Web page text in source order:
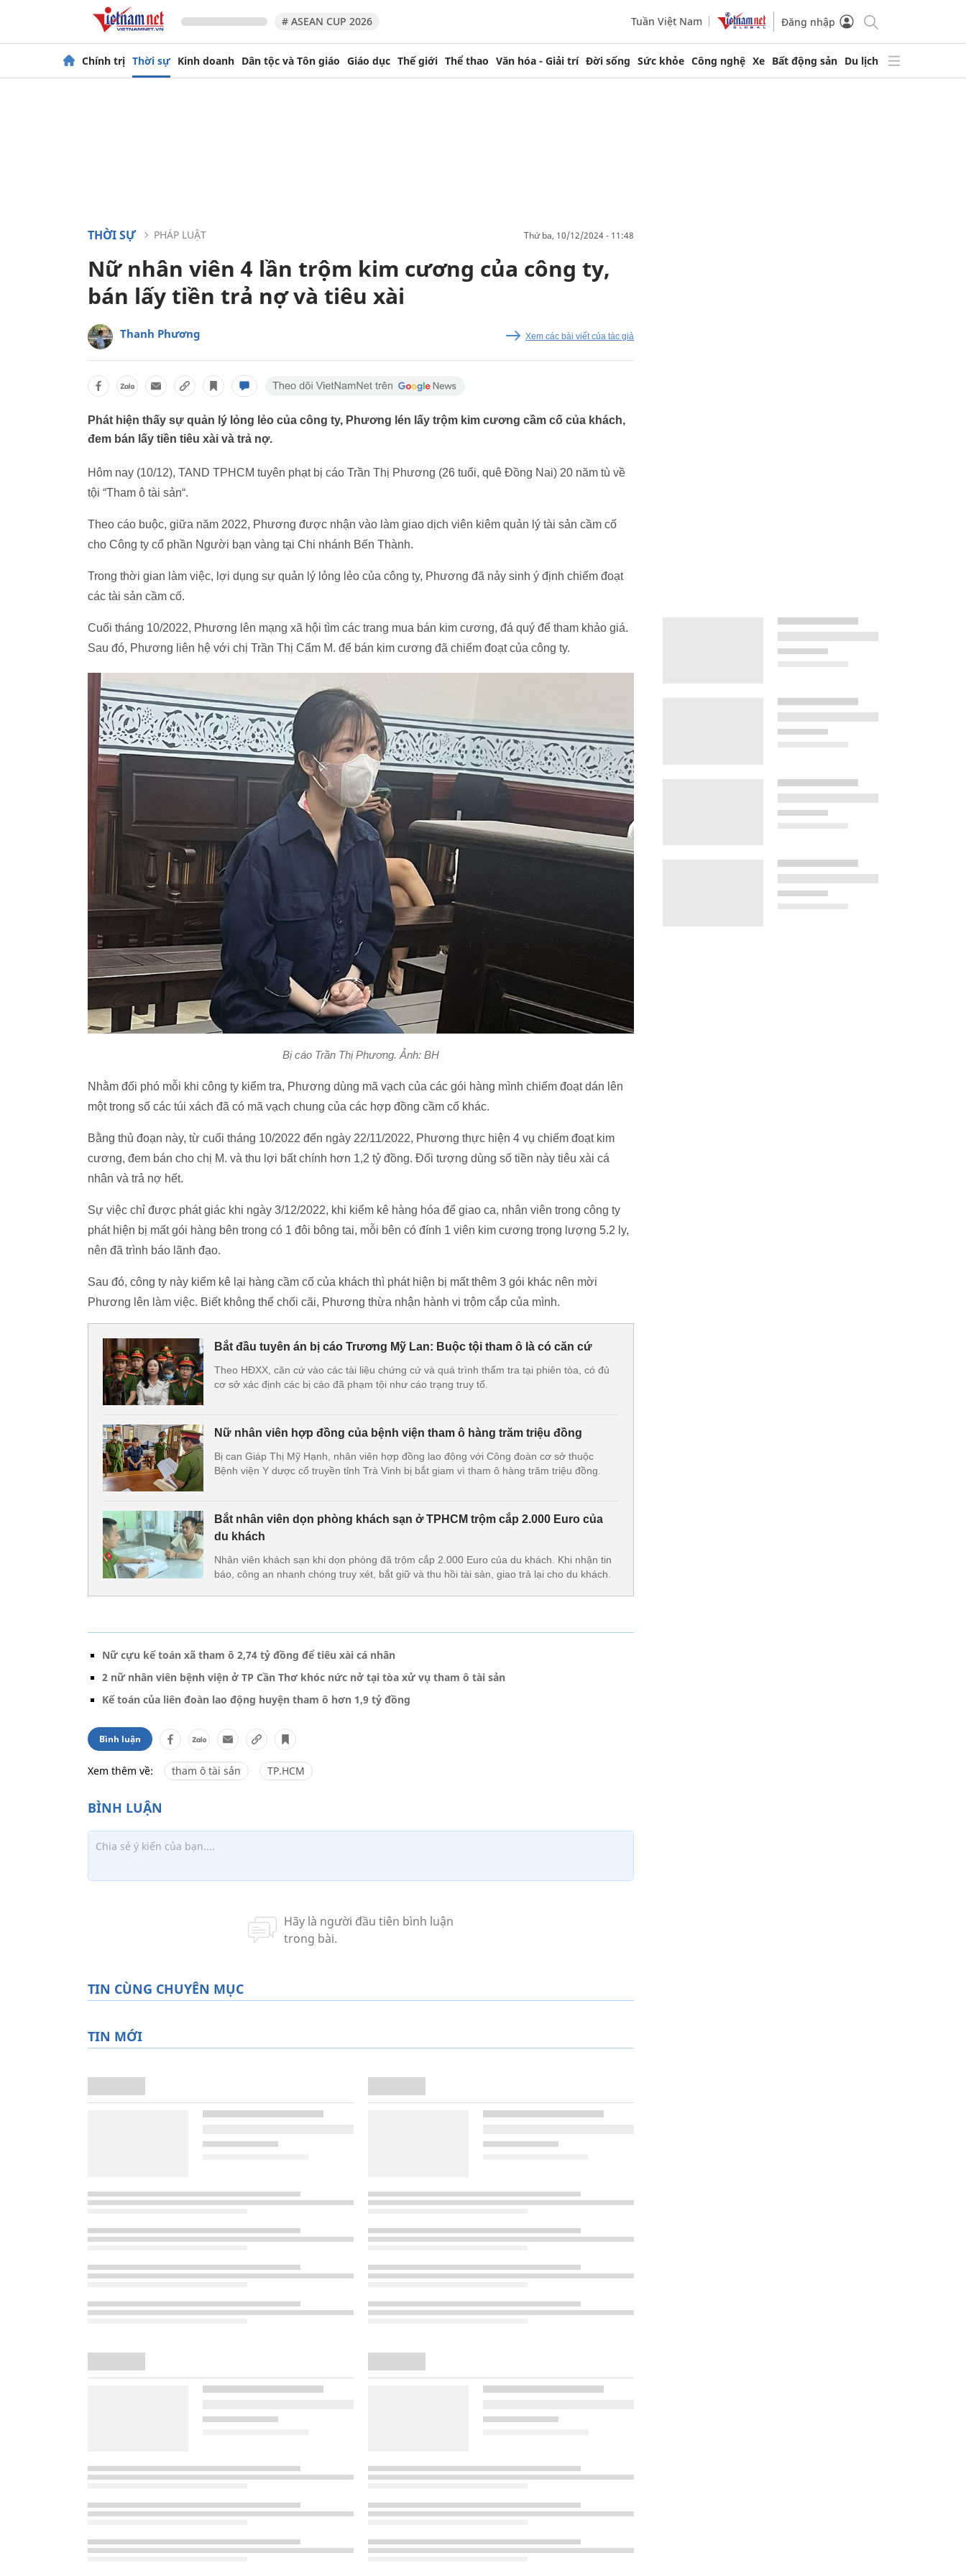
# ASEAN CUP 2026 Tuần Việt Nam Đăng nhập
Chính trị Thời sự Kinh doanh Dân tộc và Tôn giáo Giáo dục Thế giới Thể thao Văn hóa - Giải trí Đời sống Sức khỏe Công nghệ Xe Bất động sản Du lịch
THỜI SỰ PHÁP LUẬT thứ ba, 10/12/2024 - 11:48
Nữ nhân viên 4 lần trộm kim cương của công ty,
bán lấy tiền trả nợ và tiêu xài
Thanh Phương Xem các bài viết của tác giả
Phát hiện thấy sự quản lý lỏng lẻo của công ty, Phương lén lấy trộm kim cương cầm cố của khách,
đem bán lấy tiền tiêu xài và trả nợ.
Hôm nay (10/12), TAND TPHCM tuyên phạt bị cáo Trần Thị Phương (26 tuổi, quê Đồng Nai) 20 năm tù về
tội “Tham ô tài sản“.
Theo cáo buộc, giữa năm 2022, Phương được nhận vào làm giao dịch viên kiêm quản lý tài sản cầm cố
cho Công ty cổ phần Người bạn vàng tại Chi nhánh Bến Thành.
Trong thời gian làm việc, lợi dụng sự quản lý lỏng lẻo của công ty, Phương đã nảy sinh ý định chiếm đoạt
các tài sản cầm cố.
Cuối tháng 10/2022, Phương lên mạng xã hội tìm các trang mua bán kim cương, đá quý để tham khảo giá.
Sau đó, Phương liên hệ với chị Trần Thị Cẩm M. để bán kim cương đã chiếm đoạt của công ty.
Bị cáo Trần Thị Phương. Ảnh: BH
Nhằm đối phó mỗi khi công ty kiểm tra, Phương dùng mã vạch của các gói hàng mình chiếm đoạt dán lên
một trong số các túi xách đã có mã vạch chung của các hợp đồng cầm cố khác.
Bằng thủ đoạn này, từ cuối tháng 10/2022 đến ngày 22/11/2022, Phương thực hiện 4 vụ chiếm đoạt kim
cương, đem bán cho chị M. và thu lợi bất chính hơn 1,2 tỷ đồng. Đối tượng dùng số tiền này tiêu xài cá
nhân và trả nợ hết.
Sự việc chỉ được phát giác khi ngày 3/12/2022, khi kiểm kê hàng hóa để giao ca, nhân viên trong công ty
phát hiện bị mất gói hàng bên trong có 1 đôi bông tai, mỗi bên có đính 1 viên kim cương trọng lượng 5.2 ly,
nên đã trình báo lãnh đạo.
Sau đó, công ty này kiểm kê lại hàng cầm cố của khách thì phát hiện bị mất thêm 3 gói khác nên mời
Phương lên làm việc. Biết không thể chối cãi, Phương thừa nhận hành vi trộm cắp của mình.
Bắt đầu tuyên án bị cáo Trương Mỹ Lan: Buộc tội tham ô là có căn cứ
Theo HĐXX, căn cứ vào các tài liệu chứng cứ và quá trình thẩm tra tại phiên tòa, có đủ
cơ sở xác định các bị cáo đã phạm tội như cáo trạng truy tố.
Nữ nhân viên hợp đồng của bệnh viện tham ô hàng trăm triệu đồng
Bị can Giáp Thị Mỹ Hạnh, nhân viên hợp đồng lao động với Công đoàn cơ sở thuộc
Bệnh viện Y dược cổ truyền tỉnh Trà Vinh bị bắt giam vì tham ô hàng trăm triệu đồng.
Bắt nhân viên dọn phòng khách sạn ở TPHCM trộm cắp 2.000 Euro của
du khách
Nhân viên khách sạn khi dọn phòng đã trộm cắp 2.000 Euro của du khách. Khi nhận tin
báo, công an nhanh chóng truy xét, bắt giữ và thu hồi tài sản, giao trả lại cho du khách.
Nữ cựu kế toán xã tham ô 2,74 tỷ đồng để tiêu xài cá nhân
2 nữ nhân viên bệnh viện ở TP Cần Thơ khóc nức nở tại tòa xử vụ tham ô tài sản
Kế toán của liên đoàn lao động huyện tham ô hơn 1,9 tỷ đồng
Bình luận
Xem thêm về: tham ô tài sản TP.HCM
TIN CÙNG CHUYÊN MỤC
TIN MỚI